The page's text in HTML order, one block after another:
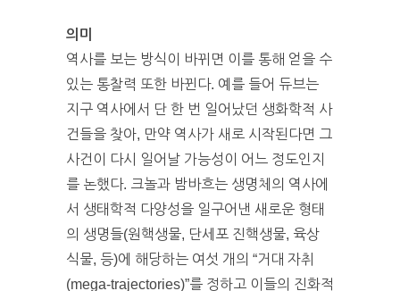
의미
역사를 보는 방식이 바뀌면 이를 통해 얻을 수
있는 통찰력 또한 바뀐다. 예를 들어 듀브는
지구 역사에서 단 한 번 일어났던 생화학적 사
건들을 찾아, 만약 역사가 새로 시작된다면 그
사건이 다시 일어날 가능성이 어느 정도인지
를 논했다. 크놀과 밤바흐는 생명체의 역사에
서 생태학적 다양성을 일구어낸 새로운 형태
의 생명들(원핵생물, 단세포 진핵생물, 육상
식물, 등)에 해당하는 여섯 개의 “거대 자취
(mega-trajectories)”를 정하고 이들의 진화적